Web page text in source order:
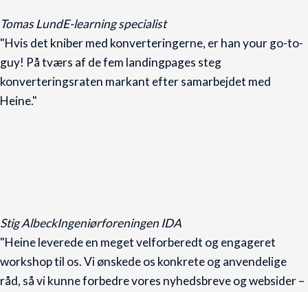
Tomas LundE-learning specialist
"Hvis det kniber med konverteringerne, er han your go-to-
guy! På tværs af de fem landingpages steg
konverteringsraten markant efter samarbejdet med
Heine."
Stig AlbeckIngeniørforeningen IDA
"Heine leverede en meget velforberedt og engageret
workshop til os. Vi ønskede os konkrete og anvendelige
råd, så vi kunne forbedre vores nyhedsbreve og websider –